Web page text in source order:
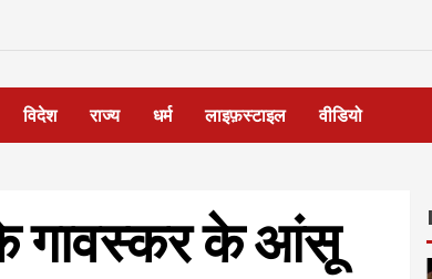
विदेश राज्य धर्म लाइफ़स्टाइल वीडियो
गावस्कर के आंसू